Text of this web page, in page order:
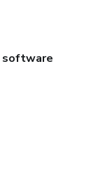
software